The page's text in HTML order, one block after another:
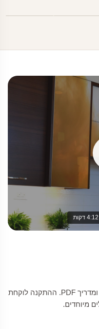
כל טפט מגיע עם הדרכת וידאו מלאה ומדריך PDF. ההתקנה לוקחת